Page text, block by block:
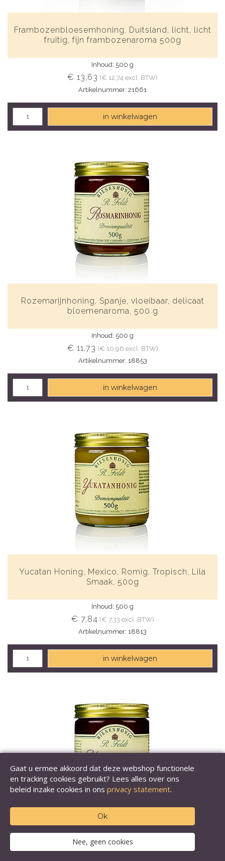
Frambozenbloesemhoning, Duitsland, licht, licht
fruitig, fijn frambozenaroma 500g
Inhoud: 500 g
€ 13,63 (€ 12,74 excl. BTW)
Artikelnummer: 21661
in winkelwagen
Rozemarijnhoning, Spanje, vloeibaar, delicaat
bloemenaroma, 500 g
Inhoud: 500 g
€ 11,73 (€ 10,96 excl. BTW)
Artikelnummer: 18853
in winkelwagen
Yucatan Honing, Mexico, Romig, Tropisch, Lila
Smaak, 500g
Inhoud: 500 g
€ 7,84 (€ 7,33 excl. BTW)
Artikelnummer: 18813
in winkelwagen
Jungle honing, vloeibaar tot romig, zoet
aromatisch, 500 g
Gaat u ermee akkoord dat deze webshop functionele
en tracking cookies gebruikt? Lees alles over ons
beleid inzake cookies in ons privacy statement.
Ok
Nee, geen cookies